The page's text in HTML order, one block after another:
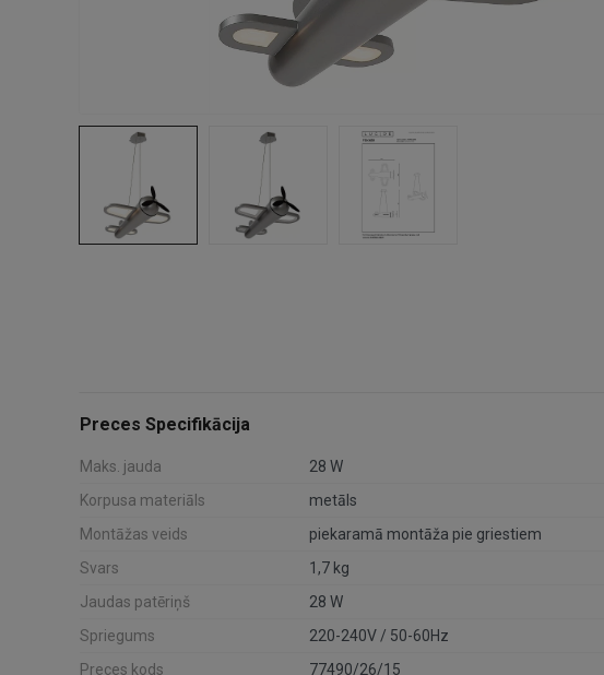
Preces Specifikācija
Maks. jauda 28 W
Korpusa materiāls
metāls
Montāžas veids
piekaramā montāža pie griestiem
Svars
1,7 kg
Jaudas patēriņš
28 W
Spriegums
220-240V / 50-60Hz
Preces kods
77490/26/15